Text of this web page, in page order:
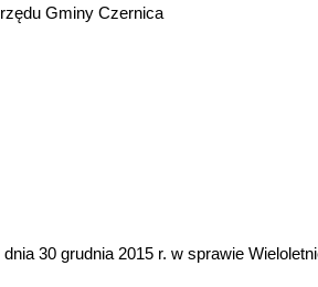
Gminy Czernica
30 grudnia 2015 r. w sprawie